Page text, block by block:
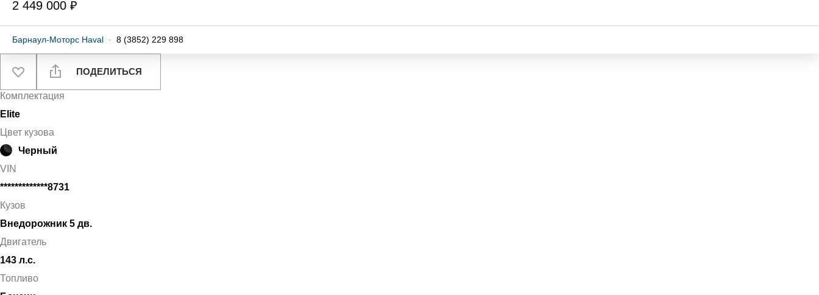
2 449 000 ₽
Барнаул-Моторс Haval · 8 (3852) 229 898
ПОДЕЛИТЬСЯ
Комплектация
Elite
Цвет кузова
Черный
VIN
*************8731
Кузов
Внедорожник 5 дв.
Двигатель
143 л.с.
Топливо